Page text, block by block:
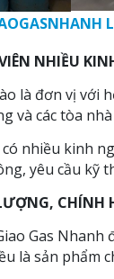
NHIỀU
là đơn vị với
và các tòa
nhiều kinh
yêu cầu kỹ
CHÍNH
Gas Nhanh
là sản phẩm